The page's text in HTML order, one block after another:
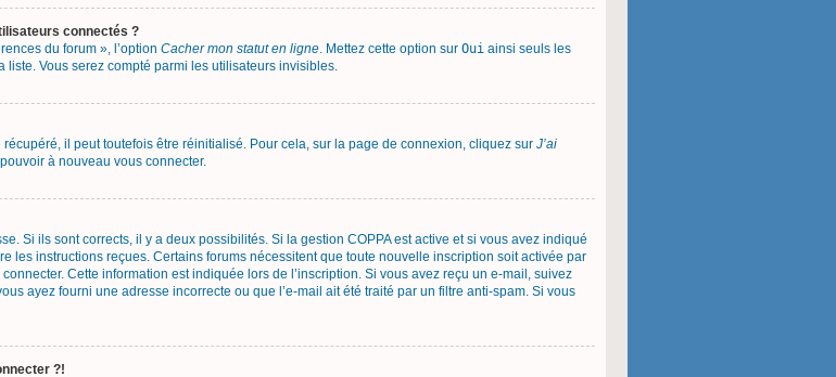
connectés ?
du forum », l’option Cacher mon statut en ligne. Mettez cette option sur Oui ainsi seuls les
Vous serez compté parmi les utilisateurs invisibles.
il peut toutefois être réinitialisé. Pour cela, sur la page de connexion, cliquez sur J’ai
à nouveau vous connecter.
Si ils sont corrects, il y a deux possibilités. Si la gestion COPPA est active et si vous avez indiqué
les instructions reçues. Certains forums nécessitent que toute nouvelle inscription soit activée par
Cette information est indiquée lors de l’inscription. Si vous avez reçu un e-mail, suivez
ayez fourni une adresse incorrecte ou que l’e-mail ait été traité par un filtre anti-spam. Si vous
?!